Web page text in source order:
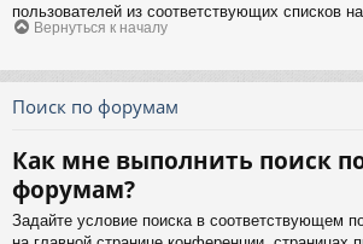
пользователей из соответствующих списков
Вернуться к началу
Поиск по форумам
Как мне выполнить поиск
форумам?
Задайте условие поиска в соответствующем